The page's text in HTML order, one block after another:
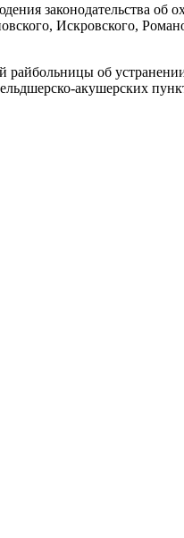
законодательства об
Искровского,
райбольницы об
акушерских